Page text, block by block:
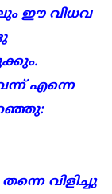
ഈ വിധവ
എന്നെ
വിളിച്ചു